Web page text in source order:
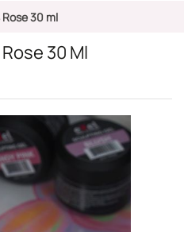
Rose 30 ml
30 Ml